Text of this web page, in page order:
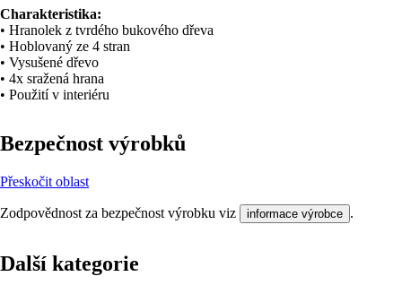
Charakteristika:
• Hranolek z tvrdého bukového dřeva
• Hoblovaný ze 4 stran
• Vysušené dřevo
• 4x sražená hrana
• Použití v interiéru
Bezpečnost výrobků
Přeskočit oblast
Zodpovědnost za bezpečnost výrobku viz informace výrobce .
Další kategorie